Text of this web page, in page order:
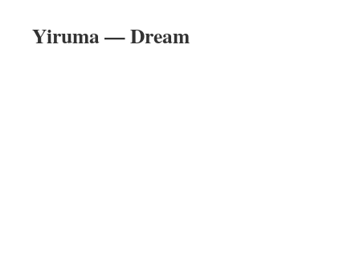
Yiruma — Dream